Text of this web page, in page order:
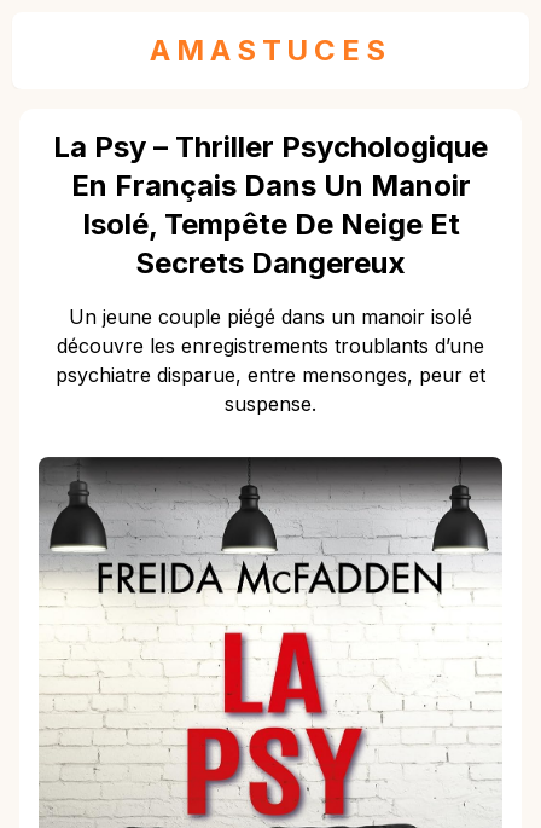
AMASTUCES
La Psy – Thriller Psychologique
En Français Dans Un Manoir
Isolé, Tempête De Neige Et
Secrets Dangereux
Un jeune couple piégé dans un manoir isolé
découvre les enregistrements troublants d’une
psychiatre disparue, entre mensonges, peur et
suspense.